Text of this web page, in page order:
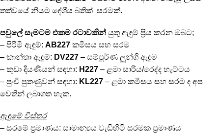
තත්වයේ නියම දේශීය බතික් සරමක්.
පවුලේ සැමටම එකම රටාවකින් යුතු ඇඳුම් ප්‍රිය කරන ඔබට;
– පිරිමි ඇඳුම්: AB227 කමිසය සහ සරම
– කාන්තා ඇඳුම්: DV227 – සම්පූර්ණ ලුන්ගි ඇඳුම
– කුඩා දියණියන් සඳහා: H227 – ළමා සාරිය/රෙද්ද හැට්ටය
– පුංචි පුතණුවන් සඳහා: KL227 – ළමා කමිසය සහ සරම ද අප
වෙතින් ලබාගත හැක.
ඇඳුමේ විස්තර
– සරමේ ප්‍රමාණය: සාමාන්‍යය වැඩිහිටි සරමක ප්‍රමාණය